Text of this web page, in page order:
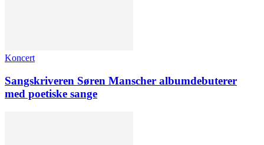
Koncert
Sangskriveren Søren Manscher albumdebuterer
med poetiske sange